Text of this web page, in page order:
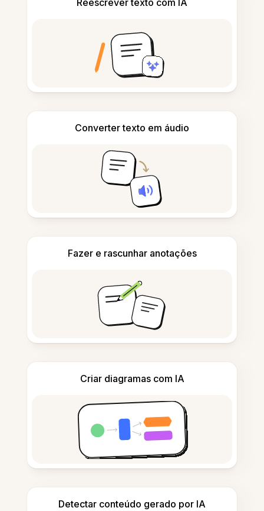
Reescrever texto com IA
Converter texto em áudio
Fazer e rascunhar anotações
Criar diagramas com IA
Detectar conteúdo gerado por IA